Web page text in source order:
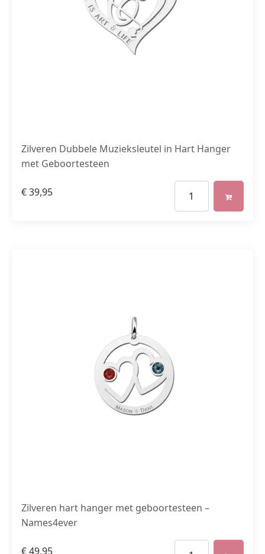
Zilveren Dubbele Muzieksleutel in Hart Hanger
met Geboortesteen
€39,95
Zilveren hart hanger met geboortesteen –
Names4ever
€49,95